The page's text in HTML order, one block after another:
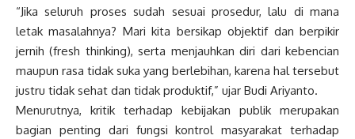
“Jika seluruh proses sudah sesuai prosedur, lalu di mana
letak masalahnya? Mari kita bersikap objektif dan berpikir
jernih (fresh thinking), serta menjauhkan diri dari kebencian
maupun rasa tidak suka yang berlebihan, karena hal tersebut
justru tidak sehat dan tidak produktif,” ujar Budi Ariyanto.
Menurutnya, kritik terhadap kebijakan publik merupakan
bagian penting dari fungsi kontrol masyarakat terhadap